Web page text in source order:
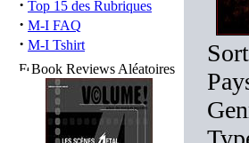
· Top 15 des Rubriques
· M-I FAQ
· M-I Tshirt
Book Reviews Aléatoires